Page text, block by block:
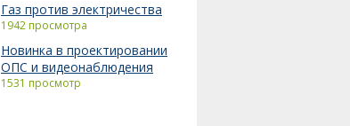
Газ против электричества
1942 просмотра
Новинка в проектировании
ОПС и видеонаблюдения
1531 просмотр